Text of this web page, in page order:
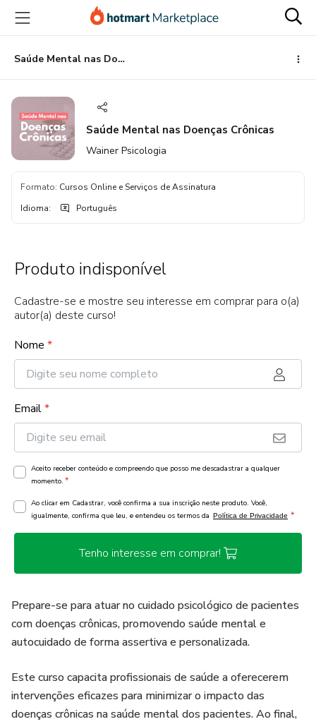
para
conteúdo
principal
para
pagamento
para
rodapé
Saúde Mental nas Doenças Crônicas
Saúde Mental nas Doenças Crônicas
Wainer Psicologia
Formato: Cursos Online e Serviços de Assinatura
Idioma: Português
Produto indisponível
Cadastre-se e mostre seu interesse em comprar para o(a)
autor(a) deste curso!
Nome *
Email*
Aceito receber conteúdo e compreendo que posso me descadastrar a qualquer
momento. *
Ao clicar em Cadastrar, você confirma a sua inscrição neste produto. Você,
igualmente, confirma que leu, e entendeu os termos da Política de Privacidade *
Tenho interesse em comprar!
Prepare-se para atuar no cuidado psicológico de pacientes
com doenças crônicas, promovendo saúde mental e
autocuidado de forma assertiva e personalizada.
Este curso capacita profissionais de saúde a oferecerem
intervenções eficazes para minimizar o impacto das
doenças crônicas na saúde mental dos pacientes. Ao final,